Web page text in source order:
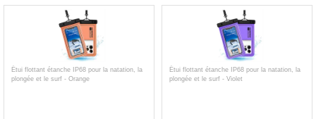
Étui flottant étanche IP68 pour la natation, la
plongée et le surf - Orange
Étui flottant étanche IP68 pour la natation, la
plongée et le surf - Violet